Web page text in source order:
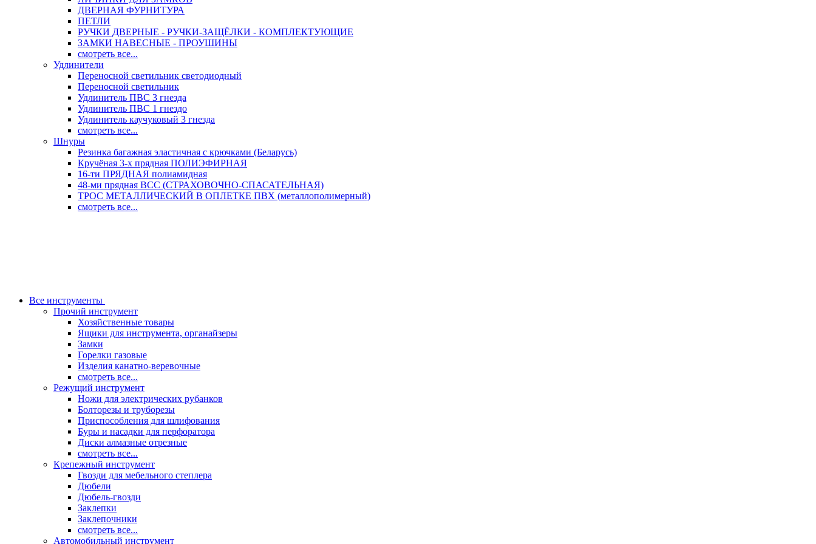
ДВЕРНАЯ ФУРНИТУРА
ПЕТЛИ
РУЧКИ ДВЕРНЫЕ - РУЧКИ-ЗАЩЁЛКИ - КОМПЛЕКТУЮЩИЕ
ЗАМКИ НАВЕСНЫЕ - ПРОУШИНЫ
смотреть все...
Удлинители
Переносной светильник светодиодный
Переносной светильник
Удлинитель ПВС 3 гнезда
Удлинитель ПВС 1 гнездо
Удлинитель каучуковый 3 гнезда
смотреть все...
Шнуры
Резинка багажная эластичная с крючками (Беларусь)
Кручёная 3-х прядная ПОЛИЭФИРНАЯ
16-ти ПРЯДНАЯ полиамидная
48-ми прядная ВСС (СТРАХОВОЧНО-СПАСАТЕЛЬНАЯ)
ТРОС МЕТАЛЛИЧЕСКИЙ В ОПЛЕТКЕ ПВХ (металлополимерный)
смотреть все...
Все инструменты
Прочий инструмент
Хозяйственные товары
Ящики для инструмента, органайзеры
Замки
Горелки газовые
Изделия канатно-веревочные
смотреть все...
Режущий инструмент
Ножи для электрических рубанков
Болторезы и труборезы
Приспособления для шлифования
Буры и насадки для перфоратора
Диски алмазные отрезные
смотреть все...
Крепежный инструмент
Гвозди для мебельного степлера
Дюбели
Дюбель-гвозди
Заклепки
Заклепочники
смотреть все...
Автомобильный инструмент